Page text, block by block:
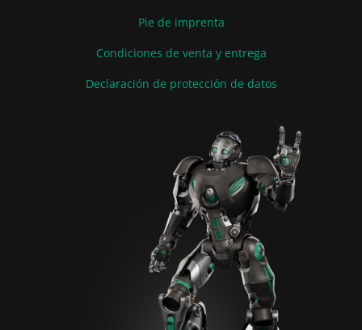
Pie de imprenta
Condiciones de venta y entrega
Declaración de protección de datos